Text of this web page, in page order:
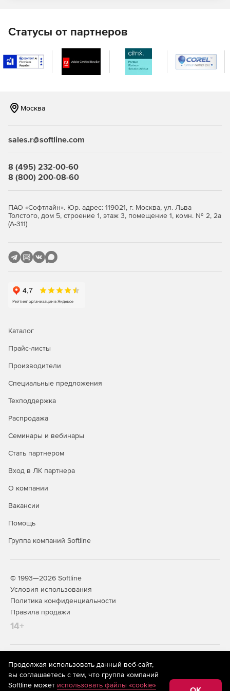
для блокировки приложений вроде Skype и BitTorrent);
различные методы аутентификации;
(импорт пользователей из домена);
анализ HTTPS-трафика;
ограничение скорости интернета и управление
маршрутизацией;
встроенный веб-сервер для просмотра отчетов и
индивидуальной статистики как администраторами,
дополнительно подключаемые модули: антивирусная
защита, антиспам для электронной почты, контентная
Срок действия лицензии - 5 лет, включает 1 год доступа к
обновлениям и расширенной технической поддержке.
Решения компании «Смарт-Софт» защищают
РЖД, «Роснефти», а также многих других компаний
Статусы от партнеров
Москва
sales.r@softline.com
8 (495) 232-00-60
8 (800) 200-08-60
ПАО «Софтлайн». Юр. адрес: 119021, г. Москва, ул. Льва
Толстого, дом 5, строение 1, этаж 3, помещение 1, комн. № 2, 2а
(А-311)
Каталог
Прайс-листы
Производители
Специальные предложения
Техподдержка
Распродажа
Семинары и вебинары
Стать партнером
Вход в ЛК партнера
О компании
Вакансии
Помощь
Группа компаний Softline
© 1993—2026 Softline
Условия использования
Политика конфиденциальности
Правила продажи
14+
На информационном ресурсе store.softline.ru применяются
рекомендательные технологии
(информационные технологии
предоставления информации на основе сбора,
систематизации и анализа сведений, относящихся к
Продолжая использовать данный веб-сайт,
вы соглашаетесь с тем, что группа компаний
Softline может использовать файлы «cookie»